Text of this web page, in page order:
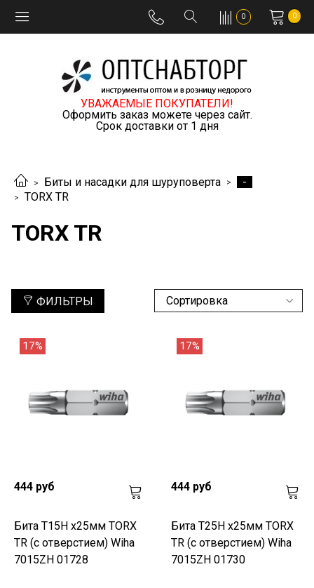
0 0
УВАЖАЕМЫЕ ПОКУПАТЕЛИ!
Оформить заказ можете через сайт.
Срок доставки от 1 дня
Биты и насадки для шуруповерта
-
TORX TR
TORX TR
ФИЛЬТРЫ
17%
444 руб
Бита T15H х25мм TORX
TR (с отверстием) Wiha
7015ZH 01728
17%
444 руб
Бита T25H х25мм TORX
TR (с отверстием) Wiha
7015ZH 01730